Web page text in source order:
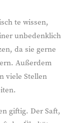
te wissen,
unbedenklich
da sie gerne
Außerdem
viele Stellen
giftig. Der Saft,